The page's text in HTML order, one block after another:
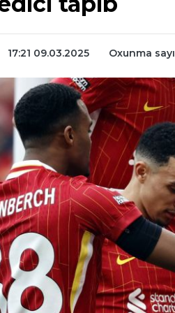
17:21 09.03.2025 Oxunma